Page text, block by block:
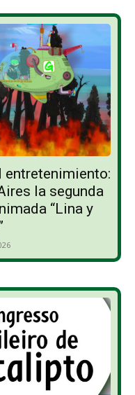
entretenimiento:
la segunda
“Lina y